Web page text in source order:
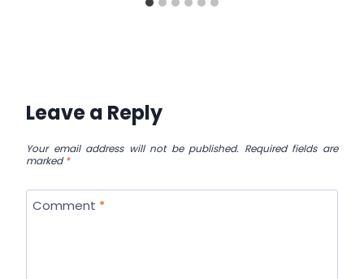
Leave a Reply
Your email address will not be published. Required fields are
marked*
Comment *